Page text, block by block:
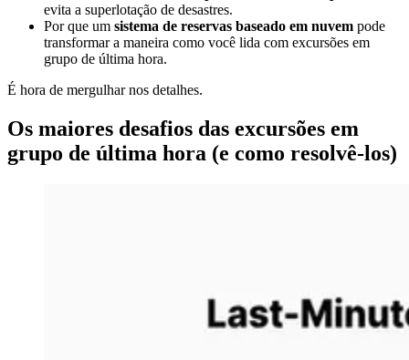
evita a superlotação de desastres.
Por que um sistema de reservas baseado em nuvem pode
transformar a maneira como você lida com excursões em
grupo de última hora.
É hora de mergulhar nos detalhes.
Os maiores desafios das excursões em
grupo de última hora (e como resolvê-los)